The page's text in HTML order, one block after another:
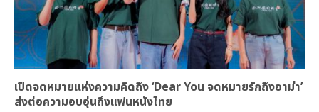
เปิดจดหมายแห่งความคิดถึง ‘Dear You จดหมายรักถึงอาม่า’
ส่งต่อความอบอุ่นถึงแฟนหนังไทย